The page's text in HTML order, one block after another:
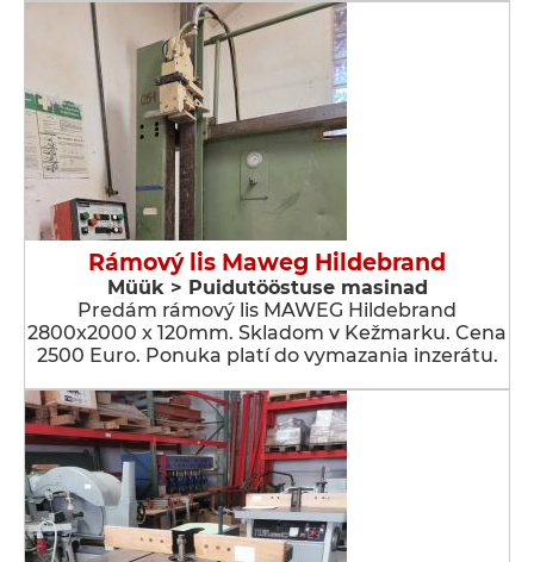
Rámový lis Maweg Hildebrand
Müük > Puidutööstuse masinad
Predám rámový lis MAWEG Hildebrand
2800x2000 x 120mm. Skladom v Kežmarku. Cena
2500 Euro. Ponuka platí do vymazania inzerátu.